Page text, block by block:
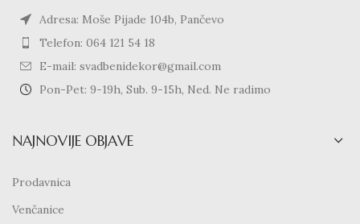
Adresa: Moše Pijade 104b, Pančevo
Telefon: 064 121 54 18
E-mail: svadbenidekor@gmail.com
Pon-Pet: 9-19h, Sub. 9-15h, Ned. Ne radimo
NAJNOVIJE OBJAVE
Prodavnica
Venčanice